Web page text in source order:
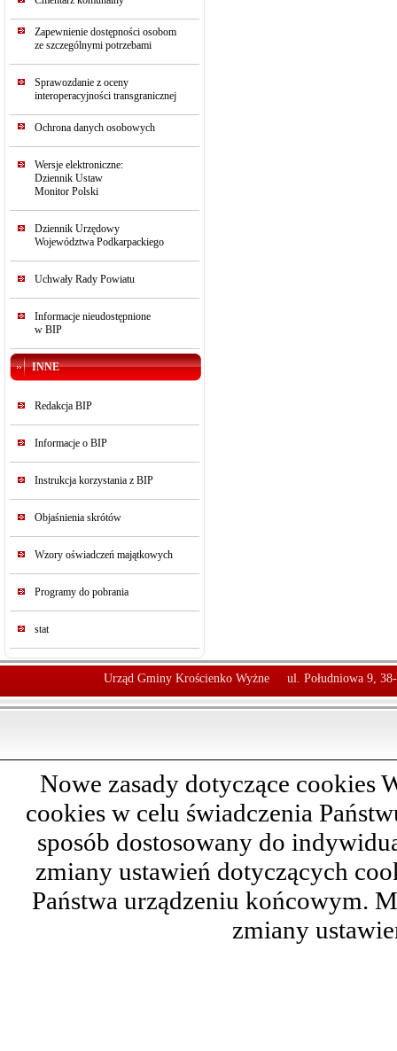
Zapewnienie dostępności osobom
ze szczególnymi potrzebami
Sprawozdanie z oceny
interoperacyjności transgranicznej
Ochrona danych osobowych
Wersje elektroniczne:
Dziennik Ustaw
Monitor Polski
Dziennik Urzędowy
Województwa Podkarpackiego
Uchwały Rady Powiatu
Informacje nieudostępnione
w BIP
INNE
Redakcja BIP
Informacje o BIP
Instrukcja korzystania z BIP
Objaśnienia skrótów
Wzory oświadczeń majątkowych
Programy do pobrania
stat
Urząd Gminy Krościenko Wyżne ul. Południowa 9,
Nowe zasady dotyczące cookies
cookies w celu świadczenia
sposób dostosowany do
zmiany ustawień dotyczących
Państwa urządzeniu końcowym.
zmiany